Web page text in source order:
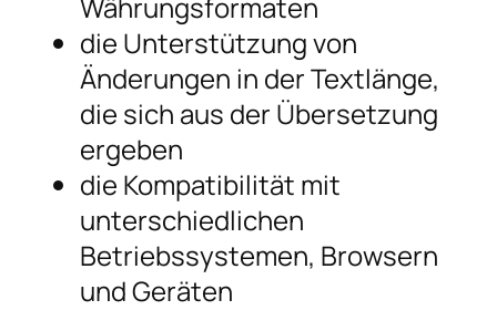
die Unterstützung von
Änderungen in der Textlänge,
die sich aus der Übersetzung
ergeben
die Kompatibilität mit
unterschiedlichen
Betriebssystemen, Browsern
und Geräten